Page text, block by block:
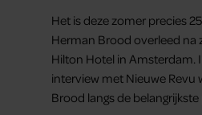
Het is deze zomer precies
Herman Brood overleed na
Hilton Hotel in Amsterdam.
interview met Nieuwe Revu
Brood langs de